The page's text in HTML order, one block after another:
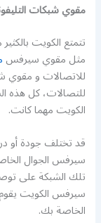
مقوي شبكات
تتمتع الكويت
مثل مقوي سيرفس
للاتصالات و مقوي
للتصالات، كل هذه
الكويت مهما كانت.
قد تختلف جودة أو
سيرفس الجوال
تلك الشبكة على
سيرفس الكويت
الخاصة بك.